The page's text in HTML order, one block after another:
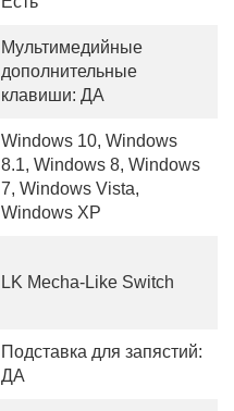
Мультимедийные
дополнительные
клавиши: ДА
Windows 10, Windows
8.1, Windows 8, Windows
7, Windows Vista,
Windows XP
LK Mecha-Like Switch
Подставка для запястий:
ДА